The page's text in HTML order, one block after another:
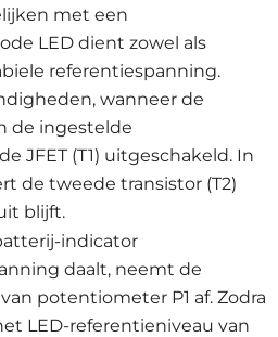
met een
LED dient zowel als
referentiespanning.
wanneer de
de ingestelde
JFET (T1) uitgeschakeld. In
de tweede transistor (T2)
blijft.
daalt, neemt de
potentiometer P1 af. Zodra
LED-referentieniveau van